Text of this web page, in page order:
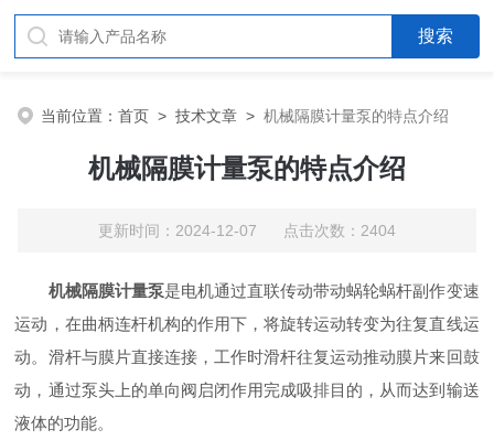
代理｜EDI模块维修
当前位置：首页 >技术文章 >机械隔膜计量泵的特点介绍
机械隔膜计量泵的特点介绍
更新时间：2024-12-07 点击次数：2404
机械隔膜计量泵是电机通过直联传动带动蜗轮蜗杆副作变速
运动，在曲柄连杆机构的作用下，将旋转运动转变为往复直线运
动。滑杆与膜片直接连接，工作时滑杆往复运动推动膜片来回鼓
动，通过泵头上的单向阀启闭作用完成吸排目的，从而达到输送
液体的功能。